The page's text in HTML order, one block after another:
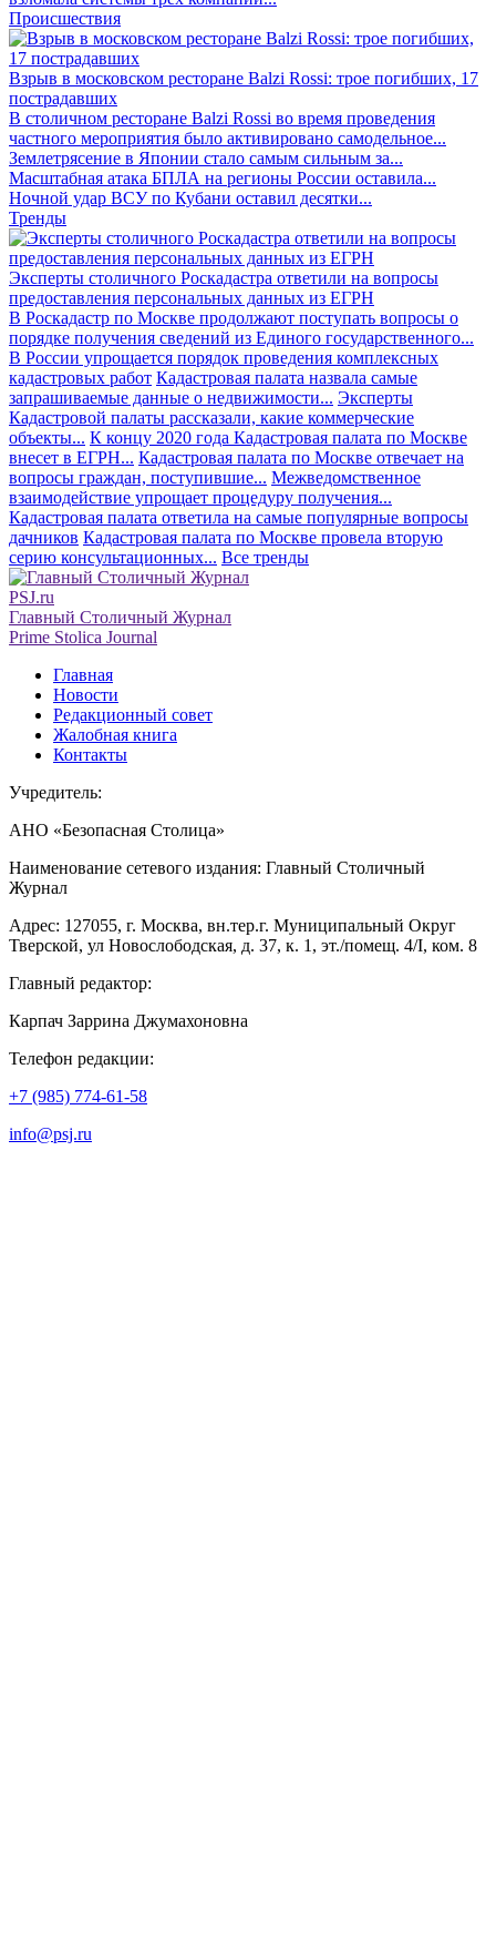
Происшествия
Взрыв в московском ресторане Balzi Rossi: трое погибших, 17
пострадавших
В столичном ресторане Balzi Rossi во время проведения
частного мероприятия было активировано самодельное...
Землетрясение в Японии стало самым сильным за...
Масштабная атака БПЛА на регионы России оставила...
Ночной удар ВСУ по Кубани оставил десятки...
Тренды
Эксперты столичного Роскадастра ответили на вопросы
предоставления персональных данных из ЕГРН
В Роскадастр по Москве продолжают поступать вопросы о
порядке получения сведений из Единого государственного...
В России упрощается порядок проведения комплексных
кадастровых работ Кадастровая палата назвала самые
запрашиваемые данные о недвижимости... Эксперты
Кадастровой палаты рассказали, какие коммерческие
объекты... К концу 2020 года Кадастровая палата по Москве
внесет в ЕГРН... Кадастровая палата по Москве отвечает на
вопросы граждан, поступившие... Межведомственное
взаимодействие упрощает процедуру получения...
Кадастровая палата ответила на самые популярные вопросы
дачников Кадастровая палата по Москве провела вторую
серию консультационных... Все тренды
PSJ.ru
Главный Столичный Журнал
Prime Stolica Journal
Главная
Новости
Редакционный совет
Жалобная книга
Контакты
Учредитель:
АНО «Безопасная Столица»
Наименование сетевого издания: Главный Столичный
Журнал
Адрес: 127055, г. Москва, вн.тер.г. Муниципальный Округ
Тверской, ул Новослободская, д. 37, к. 1, эт./помещ. 4/I, ком. 8
Главный редактор:
Карпач Заррина Джумахоновна
Телефон редакции:
+7 (985) 774-61-58
info@psj.ru